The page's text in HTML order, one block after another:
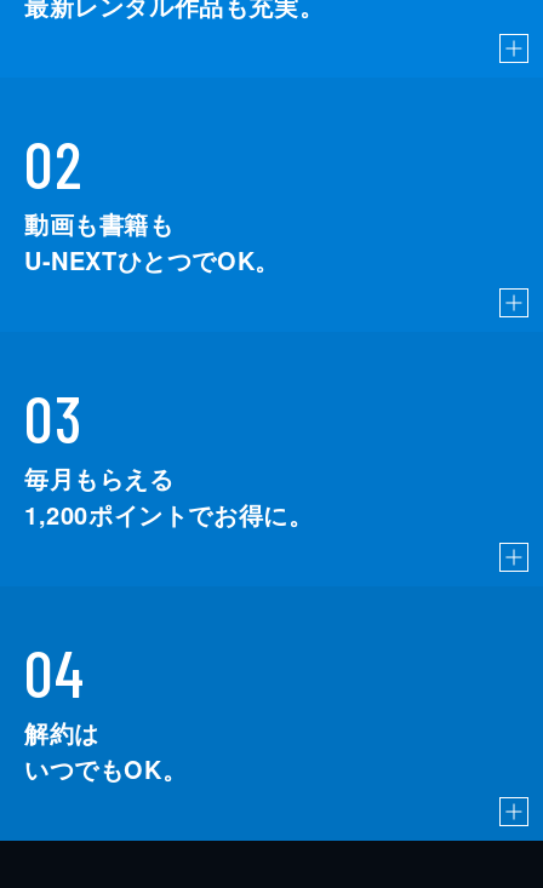
02
動画も書籍も
U-NEXTひとつでOK。
03
毎月もらえる
1,200ポイントでお得に。
04
解約は
いつでもOK。